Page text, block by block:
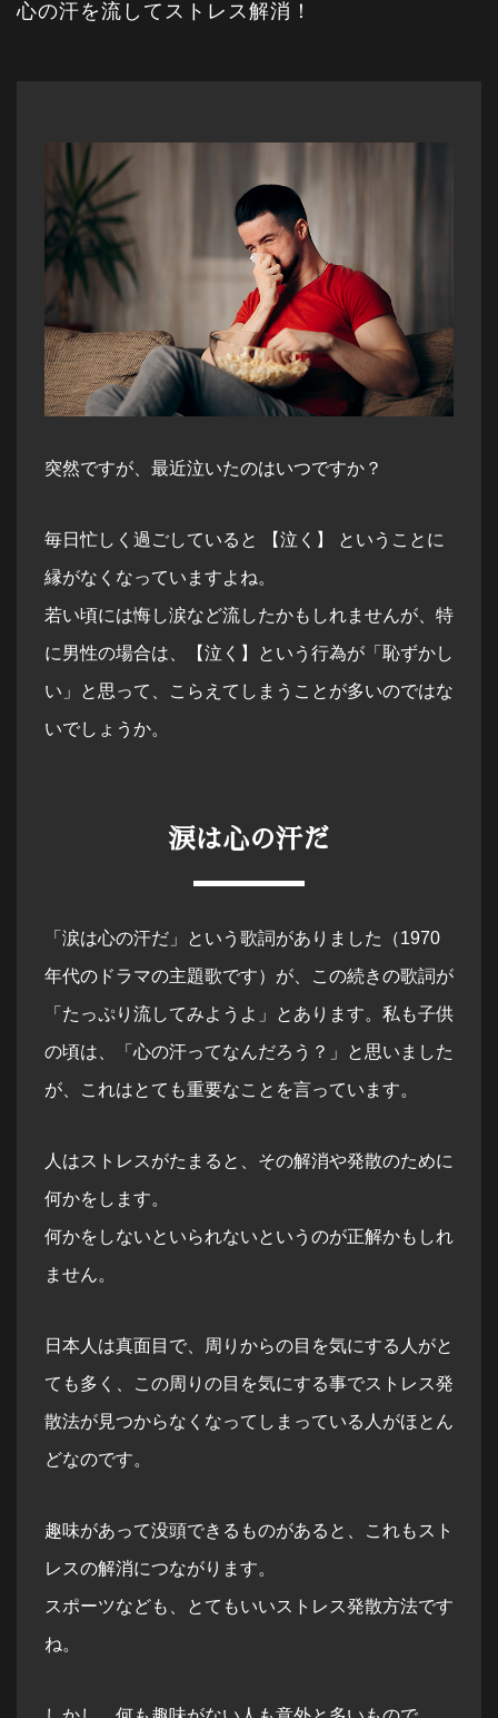
心の汗を流してストレス解消！
突然ですが、最近泣いたのはいつですか？
毎日忙しく過ごしていると 【泣く】 ということに
縁がなくなっていますよね。
若い頃には悔し涙など流したかもしれませんが、特
に男性の場合は、【泣く】という行為が「恥ずかし
い」と思って、こらえてしまうことが多いのではな
いでしょうか。
涙は心の汗だ
「涙は心の汗だ」という歌詞がありました（1970
年代のドラマの主題歌です）が、この続きの歌詞が
「たっぷり流してみようよ」とあります。私も子供
の頃は、「心の汗ってなんだろう？」と思いました
が、これはとても重要なことを言っています。
人はストレスがたまると、その解消や発散のために
何かをします。
何かをしないといられないというのが正解かもしれ
ません。
日本人は真面目で、周りからの目を気にする人がと
ても多く、この周りの目を気にする事でストレス発
散法が見つからなくなってしまっている人がほとん
どなのです。
趣味があって没頭できるものがあると、これもスト
レスの解消につながります。
スポーツなども、とてもいいストレス発散方法です
ね。